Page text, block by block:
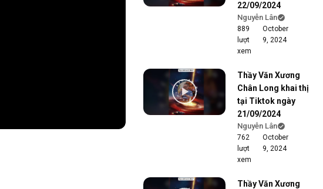
22/09/2024
Nguyễn Lân
889
lượt
xem
October
9, 2024
Thầy Văn Xương
Chân Long khai thị
tại Tiktok ngày
21/09/2024
Nguyễn Lân
762
lượt
xem
October
9, 2024
Thầy Văn Xương